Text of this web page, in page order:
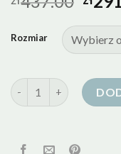
Rozmiar
ilość zielona kurtka